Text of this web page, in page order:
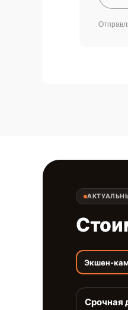
Экшен-
Срочная